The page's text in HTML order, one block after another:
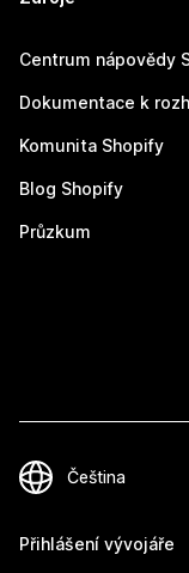
Centrum nápovědy
Dokumentace k
Komunita Shopify
Blog Shopify
Průzkum
Přihlášení vývojáře